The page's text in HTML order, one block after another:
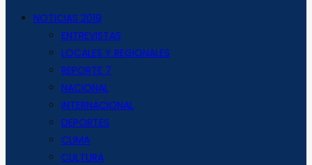
NOTICIAS 2019
ENTREVISTAS
LOCALES Y REGIONALES
REPORTE 7
NACIONAL
INTERNACIONAL
DEPORTES
CLIMA
CULTURA